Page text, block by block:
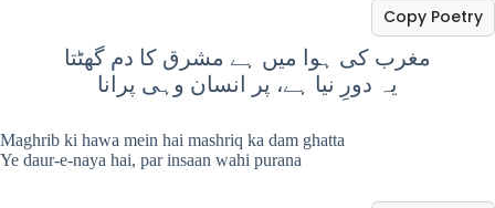
مغرب کی ہوا میں ہے مشرق کا دم گھٹتا
یہ دورِ نیا ہے، پر انسان وہی پرانا
Copy Poetry
Maghrib ki hawa mein hai mashriq ka dam ghatta
Ye daur-e-naya hai, par insaan wahi purana